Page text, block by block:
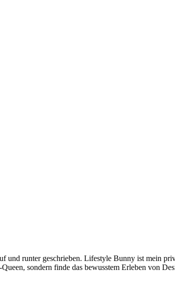
und runter geschrieben. Lifestyle Bunny ist mein
sondern finde das bewusstem Erleben von